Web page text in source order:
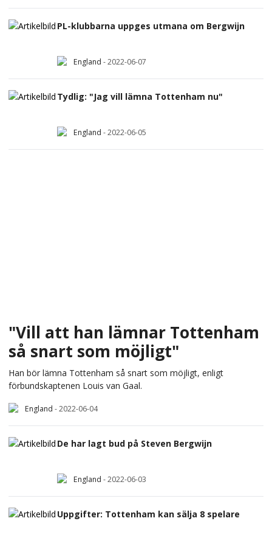
PL-klubbarna uppges utmana om Bergwijn
England -2022-06-07
Tydlig: "Jag vill lämna Tottenham nu"
England -2022-06-05
"Vill att han lämnar Tottenham
så snart som möjligt"
Han bör lämna Tottenham så snart som möjligt, enligt
förbundskaptenen Louis van Gaal.
England -2022-06-04
De har lagt bud på Steven Bergwijn
England -2022-06-03
Uppgifter: Tottenham kan sälja 8 spelare